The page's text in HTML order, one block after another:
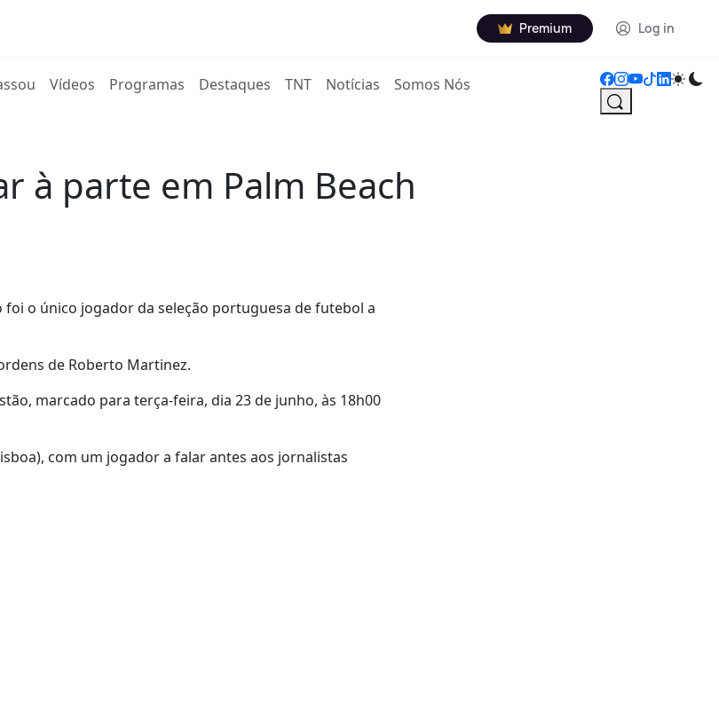
Premium Log in
Vídeos Programas Destaques TNT Notícias Somos Nós
à parte em Palm Beach
o único jogador da seleção portuguesa de futebol a
de Roberto Martinez.
marcado para terça-feira, dia 23 de junho, às 18h00
com um jogador a falar antes aos jornalistas